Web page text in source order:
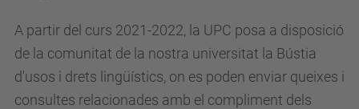
A partir del curs 2021-2022, la UPC posa a disposició
de la comunitat de la nostra universitat la Bústia
d'usos i drets lingüístics, on es poden enviar queixes i
consultes relacionades amb el compliment dels